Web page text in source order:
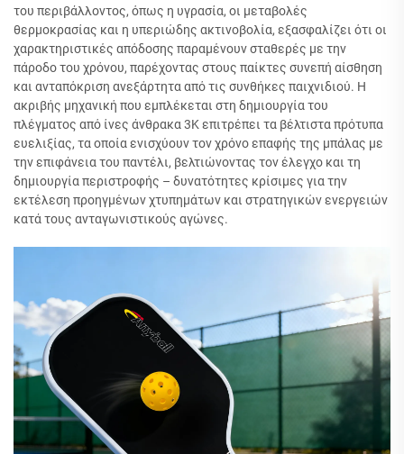
του περιβάλλοντος, όπως η υγρασία, οι μεταβολές
θερμοκρασίας και η υπεριώδης ακτινοβολία, εξασφαλίζει ότι οι
χαρακτηριστικές απόδοσης παραμένουν σταθερές με την
πάροδο του χρόνου, παρέχοντας στους παίκτες συνεπή αίσθηση
και ανταπόκριση ανεξάρτητα από τις συνθήκες παιχνιδιού. Η
ακριβής μηχανική που εμπλέκεται στη δημιουργία του
πλέγματος από ίνες άνθρακα 3K επιτρέπει τα βέλτιστα πρότυπα
ευελιξίας, τα οποία ενισχύουν τον χρόνο επαφής της μπάλας με
την επιφάνεια του παντέλι, βελτιώνοντας τον έλεγχο και τη
δημιουργία περιστροφής – δυνατότητες κρίσιμες για την
εκτέλεση προηγμένων χτυπημάτων και στρατηγικών ενεργειών
κατά τους ανταγωνιστικούς αγώνες.